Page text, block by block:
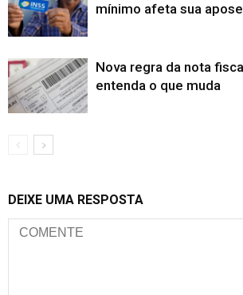
mínimo afeta sua
Nova regra da nota
entenda o que muda
DEIXE UMA RESPOSTA